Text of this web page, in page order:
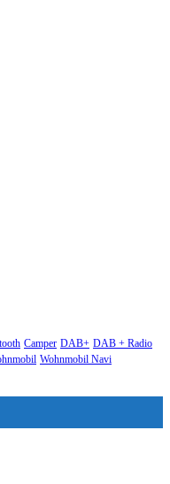
Camper DAB+ DAB + Radio
Wohnmobil Navi